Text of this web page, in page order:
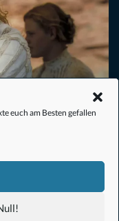
euch am Besten gefallen
eigenen
ein Vergleich mit